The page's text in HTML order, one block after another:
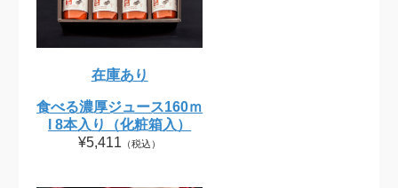
在庫あり
食べる濃厚ジュース160ｍ
l 8本入り（化粧箱入）
¥5,411 （税込）